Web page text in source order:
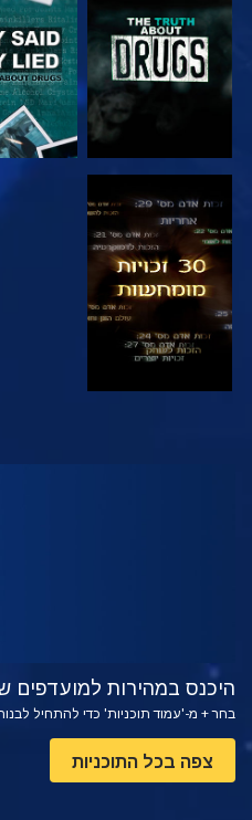
צפה
היכנס במהירות למועדפים
בחר + מ-'עמוד תוכניות' כדי להתחיל
צפה בכל התוכניות